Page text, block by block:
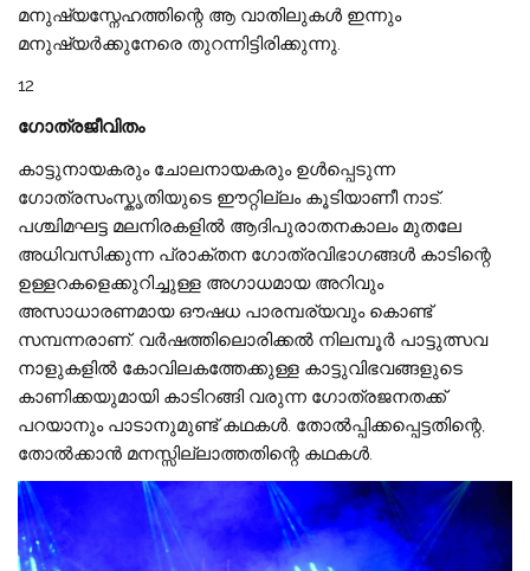
മനുഷ്യസ്നേഹത്തിന്റെ ആ വാതിലുകൾ ഇന്നും
മനുഷ്യർക്കുനേരെ തുറന്നിട്ടിരിക്കുന്നു.
12
ഗോത്രജീവിതം
കാട്ടുനായകരും ചോലനായകരും ഉൾപ്പെടുന്ന
ഗോത്രസംസ്കൃതിയുടെ ഈറ്റില്ലം കൂടിയാണീ നാട്.
പശ്ചിമഘട്ട മലനിരകളിൽ ആദിപുരാതനകാലം മുതലേ
അധിവസിക്കുന്ന പ്രാക്തന ഗോത്രവിഭാഗങ്ങൾ കാടിന്റെ
ഉള്ളറകളെക്കുറിച്ചുള്ള അഗാധമായ അറിവും
അസാധാരണമായ ഔഷധ പാരമ്പര്യവും കൊണ്ട്
സമ്പന്നരാണ്. വർഷത്തിലൊരിക്കൽ നിലമ്പൂർ പാട്ടുത്സവ
നാളുകളിൽ കോവിലകത്തേക്കുള്ള കാട്ടുവിഭവങ്ങളുടെ
കാണിക്കയുമായി കാടിറങ്ങി വരുന്ന ഗോത്രജനതക്ക്
പറയാനും പാടാനുമുണ്ട് കഥകൾ. തോൽപ്പിക്കപ്പെട്ടതിന്റെ,
തോൽക്കാൻ മനസ്സില്ലാത്തതിന്റെ കഥകൾ.